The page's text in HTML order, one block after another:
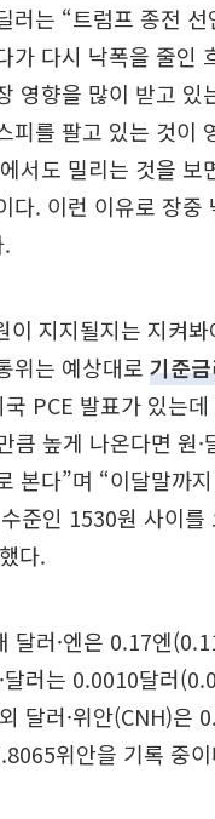
러는 “트럼프 종전 선
가 다시 낙폭을 줄인
영향을 많이 받고 있
피를 팔고 있는 것이
서도 밀리는 것을 보
다. 이런 이유로 장중
이 지지될지는 지켜
위는 예상대로 기준
PCE 발표가 있는데
큼 높게 나온다면 원·
본다”며 “이달말까
준인 1530원 사이를
다.
달러·엔은 0.17엔
달러는 0.0010달러
달러·위안(CNH)은
위안을 기록 중